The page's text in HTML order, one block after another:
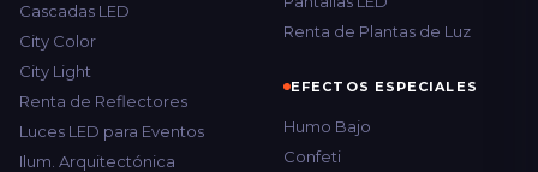
Cascadas LED
City Color
City Light
Renta de Reflectores
Luces LED para Eventos
Ilum. Arquitectónica
Renta de Plantas de Luz
EFECTOS ESPECIALES
Humo Bajo
Confeti